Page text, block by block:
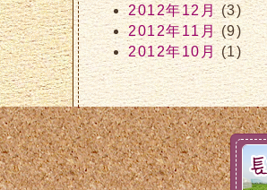
2012年12月(3)
2012年11月(9)
2012年10月(1)